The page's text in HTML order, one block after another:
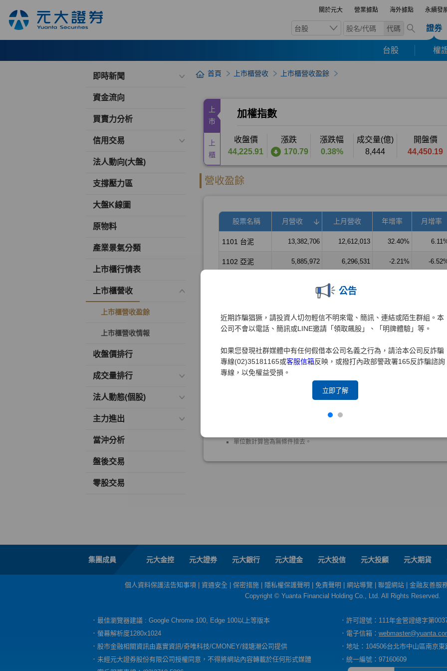
關於元大 營業據點 海外據點 永續發
台股 代碼 證券
台股 權
公告
近期詐騙猖獗，請投資人切勿輕信不明來電、簡訊、連結或陌生群組。本
公司不會以電話、簡訊或LINE邀請「領取飆股」、「明牌體驗」等。
如果您發現社群媒體中有任何假借本公司名義之行為，請洽本公司反詐騙
專線(02)35181165或客服信箱反映，或撥打內政部警政署165反詐騙諮詢
專線，以免權益受損。
立即了解
即時新聞
資金流向
買賣力分析
信用交易
法人動向(大盤)
支撐壓力區
大盤K線圖
原物料
產業景氣分類
上市櫃行情表
上市櫃營收
上市櫃營收盈餘
上市櫃營收情報
收盤價排行
成交量排行
法人動態(個股)
主力進出
當沖分析
盤後交易
零股交易
首頁 上市櫃營收 上市櫃營收盈餘
集團成員 元大金控 元大證券 元大銀行 元大證金 元大投信 元大投顧 元大期貨
個人資料保護法告知事項 資通安全 保密措施 隱私權保護聲明 免責聲明 網站導覽 聯盟網站
金融友善服
Copyright © Yuanta Financial Holding Co., Ltd. All Rights Reserved.
．最佳瀏覽器建議 : Google Chrome 100, Edge 100以上等版本
．許可證號：111年金管證總字第
．螢幕解析度1280x1024
．電子信箱：
．股市金融相關資訊由嘉實資訊/奇唯科技/CMONEY/錢塘潮公司提供
．地址：104506台北市中山區南京
．未經元大證券股份有限公司授權同意，不得將網站內容轉載於任何形式媒體
．統一編號：97160609